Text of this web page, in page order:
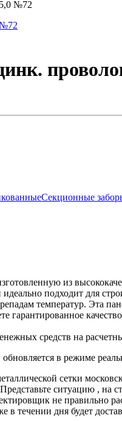
№72
Секционные
из
подходит для
температур. Эта
гарантированное
средств на
в режиме
сетки
ситуацию ,
не
в течении дня будет